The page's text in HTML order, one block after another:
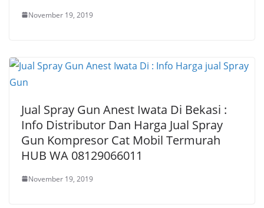
November 19, 2019
Jual Spray Gun Anest Iwata Di Bekasi :
Info Distributor Dan Harga Jual Spray
Gun Kompresor Cat Mobil Termurah
HUB WA 08129066011
November 19, 2019